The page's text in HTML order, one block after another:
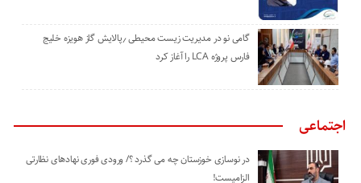
گامی نو در مدیریت زیست ‌محیطی ٫پالایش گاز هویزه خلیج
‌فارس پروژه LCA را آغاز کرد
اجتماعی
در نوسازی خوزستان چه می گذرد ؟/ ورودی فوری نهادهای نظارتی
الزامیست!